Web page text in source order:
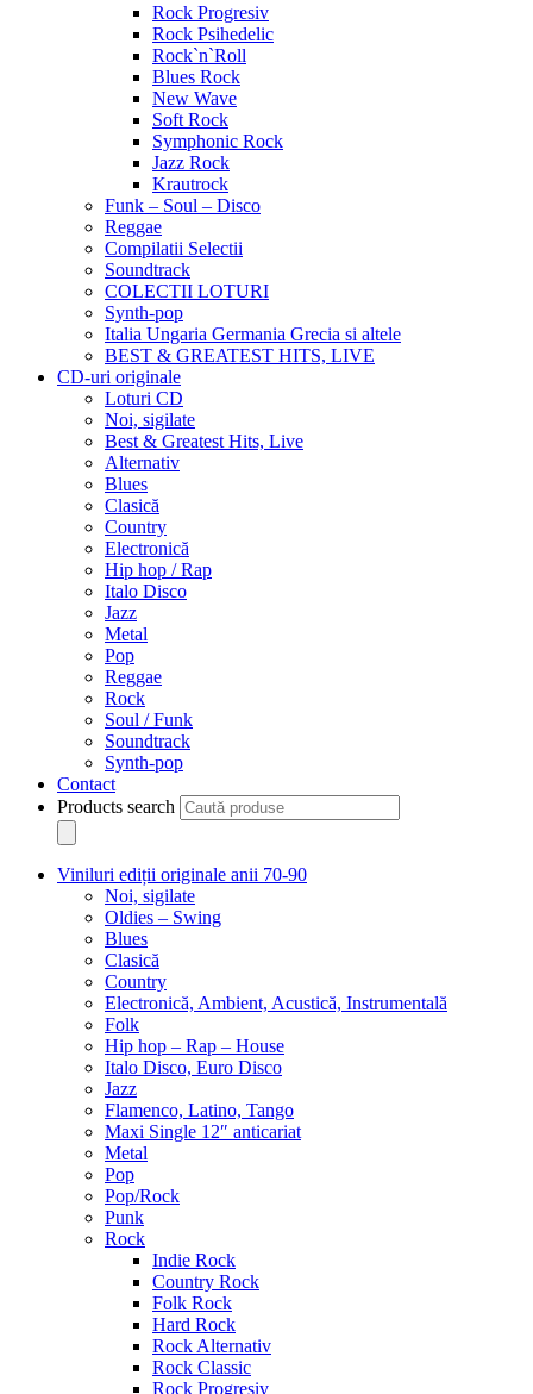
Rock Progresiv
Rock Psihedelic
Rock`n`Roll
Blues Rock
New Wave
Soft Rock
Symphonic Rock
Jazz Rock
Krautrock
Funk – Soul – Disco
Reggae
Compilatii Selectii
Soundtrack
COLECTII LOTURI
Synth-pop
Italia Ungaria Germania Grecia si altele
BEST & GREATEST HITS, LIVE
CD-uri originale
Loturi CD
Noi, sigilate
Best & Greatest Hits, Live
Alternativ
Blues
Clasică
Country
Electronică
Hip hop / Rap
Italo Disco
Jazz
Metal
Pop
Reggae
Rock
Soul / Funk
Soundtrack
Synth-pop
Contact
Products search
Viniluri ediții originale anii 70-90
Noi, sigilate
Oldies – Swing
Blues
Clasică
Country
Electronică, Ambient, Acustică, Instrumentală
Folk
Hip hop – Rap – House
Italo Disco, Euro Disco
Jazz
Flamenco, Latino, Tango
Maxi Single 12″ anticariat
Metal
Pop
Pop/Rock
Punk
Rock
Indie Rock
Country Rock
Folk Rock
Hard Rock
Rock Alternativ
Rock Classic
Rock Progresiv